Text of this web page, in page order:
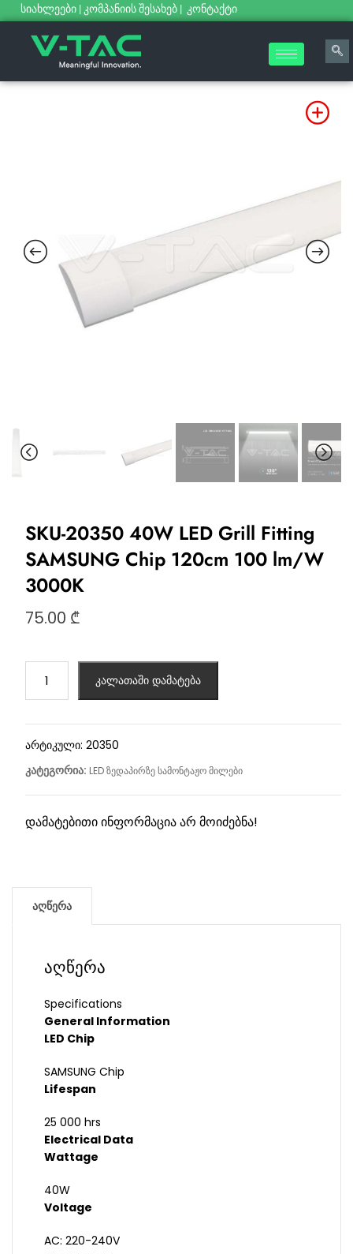
სიახლეები | კომპანიის შესახებ | კონტაქტი
SKU-20350 40W LED Grill Fitting
SAMSUNG Chip 120cm 100 lm/W
3000K
75.00 ₾
კალათაში დამატება
არტიკული: 20350
კატეგორია: LED ზედაპირზე სამონტაჟო მილები
დამატებითი ინფორმაცია არ მოიძებნა!
აღწერა
აღწერა
Specifications
General Information
LED Chip
SAMSUNG Chip
Lifespan
25 000 hrs
Electrical Data
Wattage
40W
Voltage
AC: 220-240V